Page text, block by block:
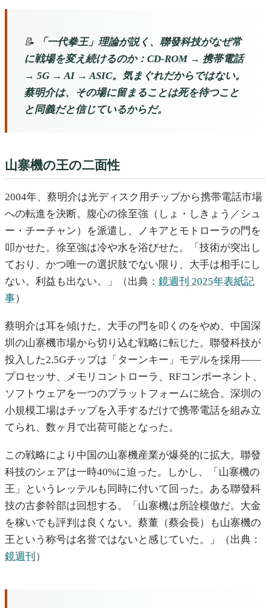
📝
「一代拳王」理論が説く、聯發科技がなぜ常
に戦場を変え続けるのか：CD-ROM → 携帯電話
→ 5G → AI → ASIC。気まぐれだからではない。
蔡明介は、その場に留まることは死を待つこと
と同義だと信じているからだ。
山寨機の王の二面性
2004年、蔡明介は光ディスク用チップから携帯電話市場
への転進を決断。腹心の徐至強（しょ・しきょう／シュ
ー・チーチャン）を派遣し、ノキアとモトローラの門を
叩かせた。徐至強は冷や水を浴びせた。「技術が突出し
ており、かつ唯一の選択肢でない限り、大手は相手にし
ない。利益も出ない。」（出典： 鏡週刊 2025年表紙記
事）
蔡明介は耳を傾けた。大手の門を叩くのをやめ、中国深
圳の山寨機市場から切り込む戦略に転じた。聯發科技が
投入した2.5Gチップは「ターンキー」モデルを採用——
プロセッサ、メモリコントローラ、RFコンポーネント、
ソフトウェアを一つのプラットフォームに統合。深圳の
小規模工場はチップを入手するだけで携帯電話を組み立
てられ、数ヶ月で出荷可能となった。
この戦略により中国の山寨機産業が爆発的に拡大。聯發
科技のシェアは一時40%に迫った。しかし、「山寨機の
王」というレッテルも同時に付いて回った。ある聯發科
技の古参幹部は回想する。「山寨機は所詮模倣だ。大金
を稼いでも評判は良くない。蔡董（蔡会長）も山寨機の
王という称号は名誉ではないと感じていた。」（出典：
鏡週刊 ）